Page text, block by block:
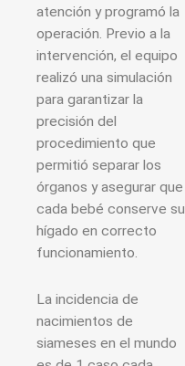
atención y programó la
operación. Previo a la
intervención, el equipo
realizó una simulación
para garantizar la
precisión del
procedimiento que
permitió separar los
órganos y asegurar que
cada bebé conserve su
hígado en correcto
funcionamiento.
La incidencia de
nacimientos de
siameses en el mundo